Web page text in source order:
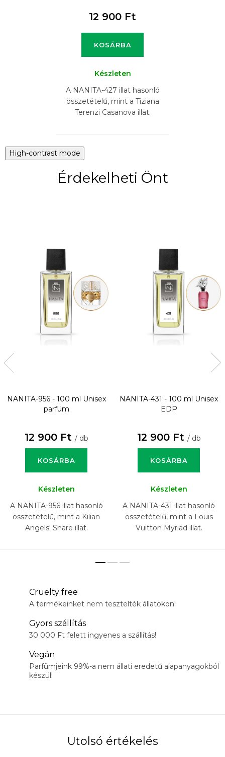
12 900 Ft
KOSÁRBA
Készleten
A NANITA-427 illat hasonló
összetételű, mint a Tiziana
Terenzi Casanova illat.
High-contrast mode
Érdekelheti Önt
NANITA-956 - 100 ml Unisex
parfüm
12 900 Ft / db
KOSÁRBA
Készleten
A NANITA-956 illat hasonló
összetételű, mint a Kilian
Angels' Share illat.
NANITA-431 - 100 ml Unisex
EDP
12 900 Ft / db
KOSÁRBA
Készleten
A NANITA-431 illat hasonló
összetételű, mint a Louis
Vuitton Myriad illat.
Cruelty free
A termékeinket nem tesztelték állatokon!
Gyors szállítás
30 000 Ft felett ingyenes a szállítás!
Vegán
Parfümjeink 99%-a nem állati eredetű alapanyagokból
készül!
Utolsó értékelés